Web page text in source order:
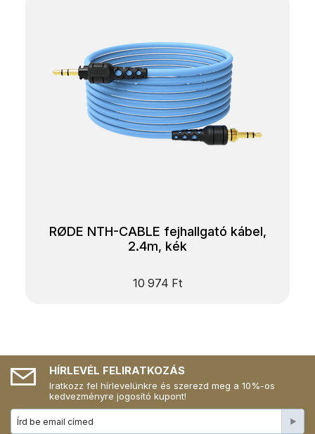
RØDE NTH-CABLE fejhallgató kábel,
2.4m, kék
10 974 Ft
HÍRLEVÉL FELIRATKOZÁS
Iratkozz fel hírlevelünkre és szerezd meg a 10%-os
kedvezményre jogosító kupont!